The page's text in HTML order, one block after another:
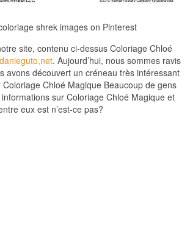
shrek images on Pinterest
site, contenu ci-dessus Coloriage Chloé
danieguto,net. Aujourd’hui, nous sommes ravis
avons découvert un créneau très intéressant
Chloé Magique Beaucoup de gens
sur Coloriage Chloé Magique et
eux est n’est-ce pas?